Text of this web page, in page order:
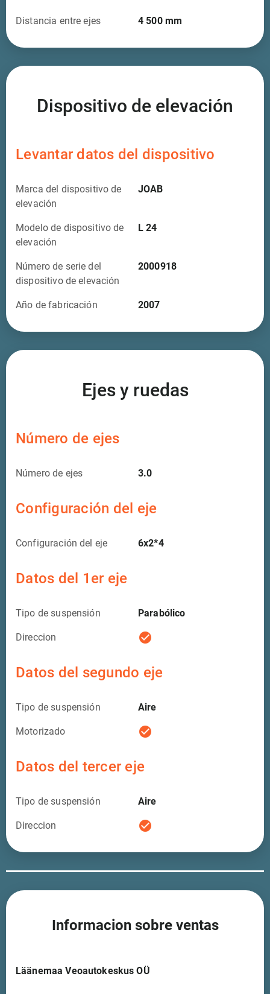
Distancia entre ejes 4 500 mm
Dispositivo de elevación
Levantar datos del dispositivo
Marca del dispositivo de
elevación
JOAB
Modelo de dispositivo de
elevación
L 24
Número de serie del
dispositivo de elevación
2000918
Año de fabricación 2007
Ejes y ruedas
Número de ejes
Número de ejes 3.0
Configuración del eje
Configuración del eje 6x2*4
Datos del 1er eje
Tipo de suspensión Parabólico
Direccion check_circle
Datos del segundo eje
Tipo de suspensión Aire
Motorizado check_circle
Datos del tercer eje
Tipo de suspensión Aire
Direccion check_circle
Informacion sobre ventas
Läänemaa Veoautokeskus OÜ